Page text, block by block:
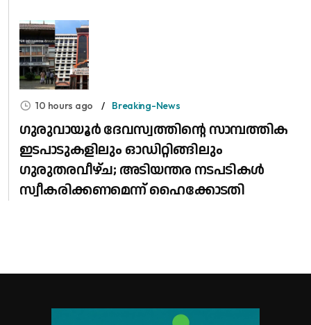
10 hours ago Breaking-News
ഗുരുവായൂർ ദേവസ്വത്തിന്റെ സാമ്പത്തിക
ഇടപാടുകളിലും ഓഡിറ്റിങ്ങിലും ​
ഗുരുതരവീഴ്ച; അടിയന്തര നടപടികൾ
സ്വീകരിക്കണമെന്ന് ഹൈക്കോടതി